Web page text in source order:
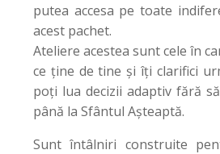
putea accesa pe toate
acest pachet.
Ateliere acestea sunt cele în
ce ține de tine și îți clarifici
poți lua decizii adaptiv fără
până la Sfântul Așteaptă.
Sunt întâlniri construite